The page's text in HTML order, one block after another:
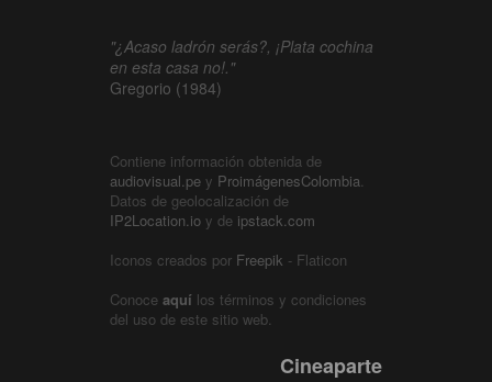
"¿Acaso ladrón serás?, ¡Plata cochina
en esta casa no!."
Gregorio (1984)
Contiene información obtenida de
audiovisual.pe y ProimágenesColombia.
Datos de geolocalización de
IP2Location.io y de ipstack.com
Iconos creados por Freepik - Flaticon
Conoce aquí los términos y condiciones
del uso de este sitio web.
Cineaparte